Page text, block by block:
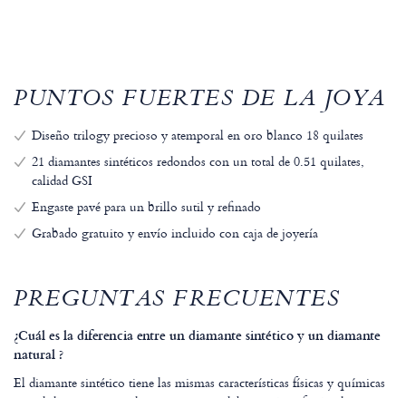
PUNTOS FUERTES DE LA JOYA
Diseño trilogy precioso y atemporal en oro blanco 18 quilates
21 diamantes sintéticos redondos con un total de 0.51 quilates,
calidad GSI
Engaste pavé para un brillo sutil y refinado
Grabado gratuito y envío incluido con caja de joyería
PREGUNTAS FRECUENTES
¿Cuál es la diferencia entre un diamante sintético y un diamante
natural ?
El diamante sintético tiene las mismas características físicas y químicas